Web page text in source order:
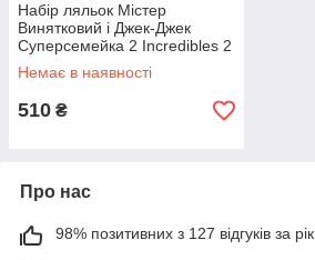
Набір ляльок Містер
Винятковий і Джек-Джек
Суперсемейка 2 Incredibles 2
76597
Немає в наявності
510 ₴
Про нас
98% позитивних з 127 відгуків за рік